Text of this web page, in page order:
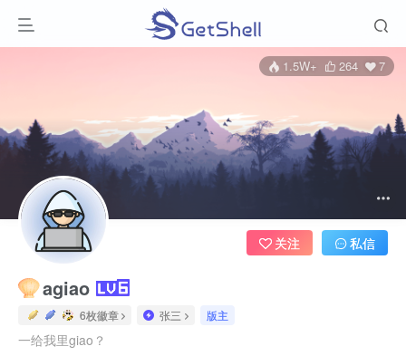
1.5W+ 264 7
agiao
6枚徽章 张三 版主
一给我里giao？
关注 私信